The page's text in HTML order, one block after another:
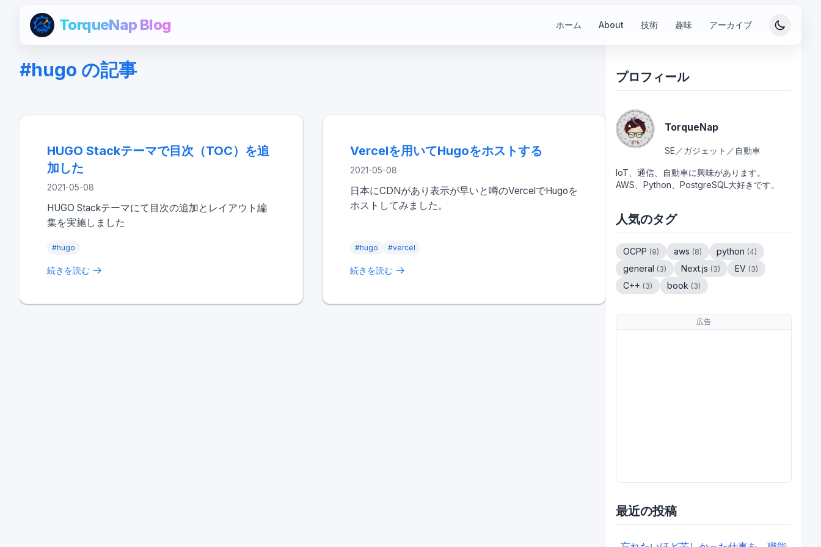
TorqueNap Blog ホーム About 技術 趣味 アーカイブ
#hugo の記事
HUGO Stackテーマで目次（TOC）を追加した
tech
HUGO Stackテーマで目次（TOC）を追
加した
2021-05-08
HUGO Stackテーマにて目次の追加とレイアウト編
集を実施しました
#hugo
続きを読む
Vercelを用いてHugoをホストする
tech
Vercelを用いてHugoをホストする
2021-05-08
日本にCDNがあり表示が早いと噂のVercelでHugoを
ホストしてみました。
#hugo #vercel
続きを読む
プロフィール
TorqueNap
SE／ガジェット／自動車
IoT、通信、自動車に興味があります。
AWS、Python、PostgreSQL大好きです。
人気のタグ
OCPP (9) aws (8) python (4)
general (3) Next.js (3) EV (3)
C++ (3) book (3)
広告
最近の投稿